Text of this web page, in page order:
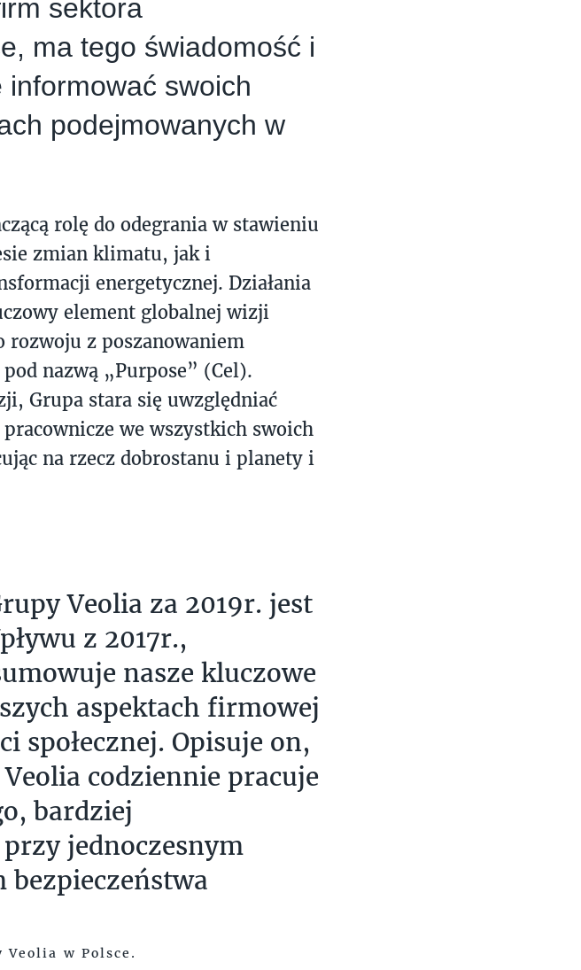
sektora
ma tego świadomość i
swoich
podejmowanych w
rolę do odegrania w stawieniu
zmian klimatu, jak i
energetycznej. Działania
element globalnej wizji
rozwoju z poszanowaniem
nazwą „Purpose” (Cel).
Grupa stara się uwzględniać
we wszystkich swoich
na rzecz dobrostanu i planety i
Veolia za 2019r. jest
z 2017r.,
nasze kluczowe
aspektach firmowej
społecznej. Opisuje on,
codziennie pracuje
bardziej
jednoczesnym
w Polsce.